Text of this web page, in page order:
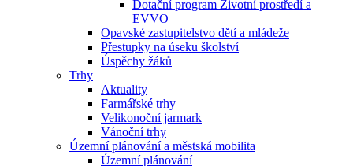
Dotační program Životní prostředí a
EVVO
Opavské zastupitelstvo dětí a mládeže
Přestupky na úseku školství
Úspěchy žáků
Trhy
Aktuality
Farmářské trhy
Velikonoční jarmark
Vánoční trhy
Územní plánování a městská mobilita
Územní plánování